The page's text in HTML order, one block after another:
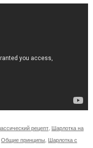
рецепт Шарлотка на
Общие принципы Шарлотка с